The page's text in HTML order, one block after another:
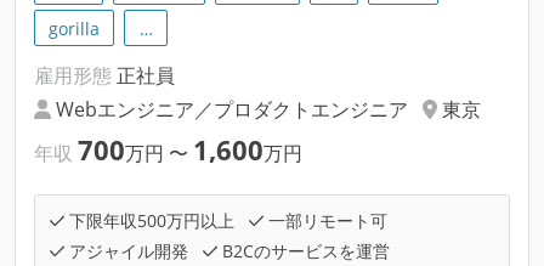
gorilla
…
雇用形態 正社員
Webエンジニア／プロダクトエンジニア
東京
年収 700万円 〜 1,600万円
下限年収500万円以上
一部リモート可
アジャイル開発
B2Cのサービスを運営